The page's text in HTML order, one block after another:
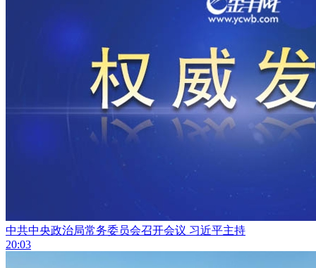
中共中央政治局常务委员会召开会议 习近平主持
20:03